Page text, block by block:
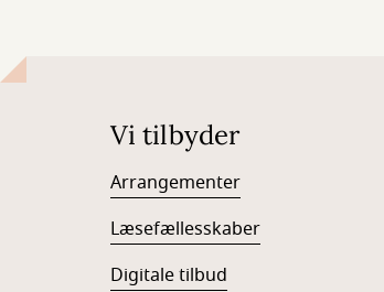
Vi tilbyder
Arrangementer
Læsefællesskaber
Digitale tilbud